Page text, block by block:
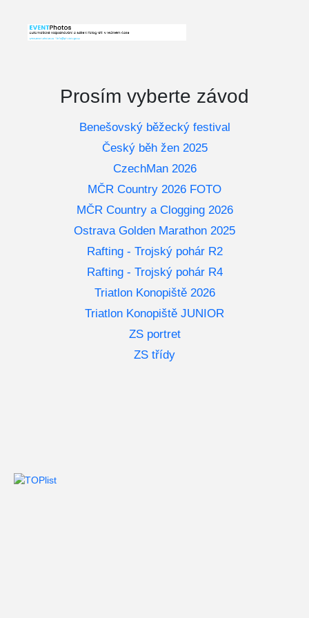
Prosím vyberte závod
Benešovský běžecký festival
Český běh žen 2025
CzechMan 2026
MČR Country 2026 FOTO
MČR Country a Clogging 2026
Ostrava Golden Marathon 2025
Rafting - Trojský pohár R2
Rafting - Trojský pohár R4
Triatlon Konopiště 2026
Triatlon Konopiště JUNIOR
ZS portret
ZS třídy